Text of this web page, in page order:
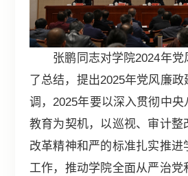
张鹏同志对学院2024年党
了总结，提出2025年党风廉
调，2025年要以深入贯彻中央
教育为契机，以巡视、审计整
改革精神和严的标准扎实推进
工作，推动学院全面从严治党